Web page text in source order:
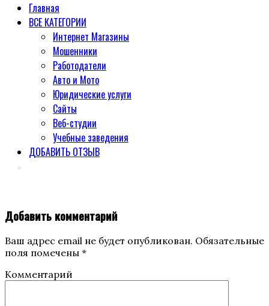
Главная
ВСЕ КАТЕГОРИИ
Интернет Магазины
Мошенники
Работодатели
Авто и Мото
Юридические услуги
Сайты
Веб-студии
Учебные заведения
ДОБАВИТЬ ОТЗЫВ
Добавить комментарий
Ваш адрес email не будет опубликован. Обязательные
поля помечены *
Комментарий